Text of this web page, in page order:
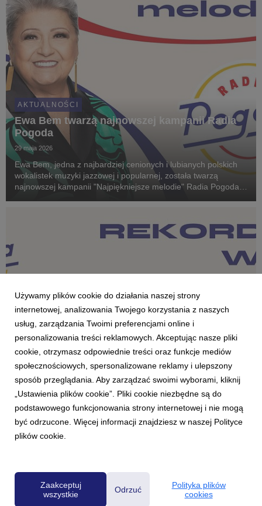
AKTUALNOŚCI
Ewa Bem twarzą najnowszej kampanii Radia
Pogoda
29 maja 2026
Ewa Bem, jedna z najbardziej cenionych i lubianych polskich
wokalistek muzyki jazzowej i popularnej, została twarzą
najnowszej kampanii "Najpiękniejsze melodie" Radia Pogoda.
AKTUALNOŚCI
Radio Pogoda z historycznym udziałem
12 listopada 2025
Dla Radia Pogoda najnowsza fala badania Radio Track (VIII-X
2025) okazała się najlepsza w historii. Udział stacji w czasie
słuchania wyniósł rekordowe 1,6 proc. Rok do roku oznacza to
Używamy plików cookie do działania naszej strony
internetowej, analizowania Twojego korzystania z naszych
usług, zarządzania Twoimi preferencjami online i
personalizowania treści reklamowych. Akceptując nasze pliki
cookie, otrzymasz odpowiednie treści oraz funkcje mediów
społecznościowych, spersonalizowane reklamy i ulepszony
sposób przeglądania. Aby zarządzać swoimi wyborami, kliknij
„Ustawienia plików cookie”. Pliki cookie niezbędne są do
podstawowego funkcjonowania strony internetowej i nie mogą
być odrzucone. Więcej informacji znajdziesz w naszej Polityce
plików cookie.
Zaakceptuj
wszystkie
Odrzuć
Polityka plików
cookies